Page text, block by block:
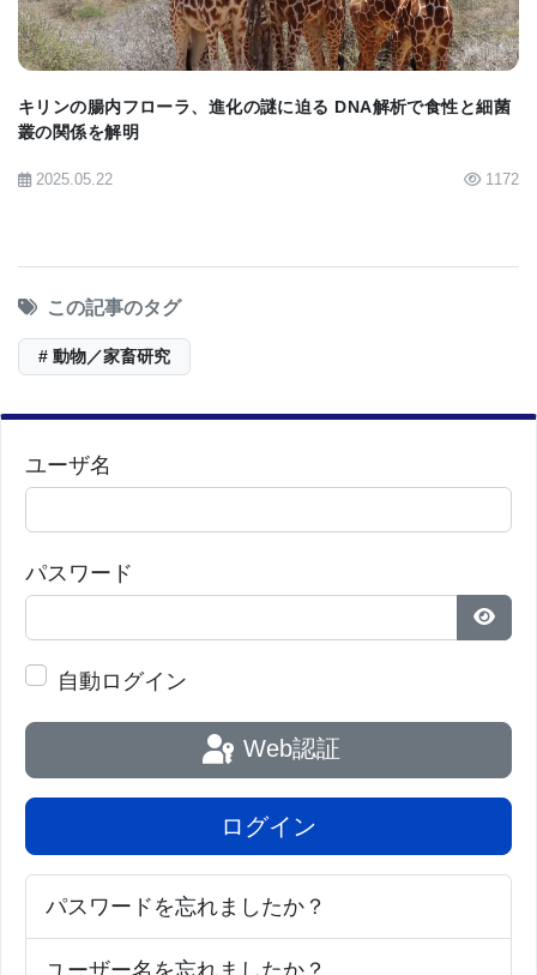
【BioQuick News：More Structured Senescence
May Be Another Clue to Long Life Span and Cancer
Resistance of Naked Mole Rat 】
キリンの腸内フローラ、進化の謎に迫る DNA解析で食性と細菌
叢の関係を解明
2025.05.22 1172
この記事のタグ
# 動物／家畜研究
ユーザ名
パスワード
パス
自動ログイン
Web認証
ログイン
パスワードを忘れましたか？